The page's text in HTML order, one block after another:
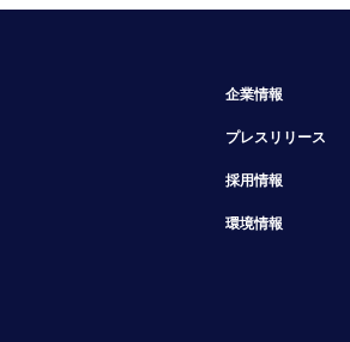
企業情報
プレスリリース
採用情報
環境情報